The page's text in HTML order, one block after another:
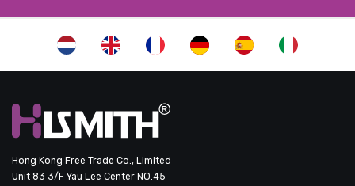
Hong Kong Free Trade Co., Limited
Unit 83 3/F Yau Lee Center NO.45